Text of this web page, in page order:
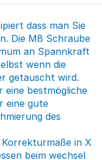
dass man Sie
Die M8 Schraube
an Spannkraft
wenn die
getauscht wird.
eine bestmögliche
eine gute
des
in X
beim wechsel